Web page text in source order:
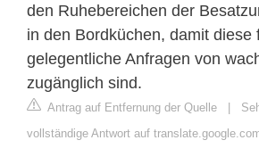
den Ruhebereichen der
in den Bordküchen, damit diese
gelegentliche Anfragen von
zugänglich sind.
Antrag auf Entfernung der Quelle |
vollständige Antwort auf